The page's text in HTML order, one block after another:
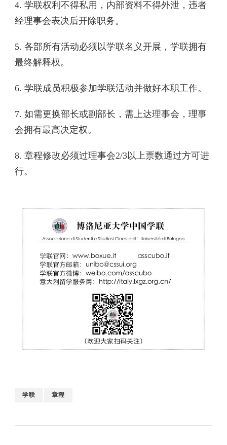
4. 学联权利不得私用，内部资料不得外泄，违者
经理事会表决后开除职务。
5. 各部所有活动必须以学联名义开展，学联拥有
最终解释权。
6. 学联成员积极参加学联活动并做好本职工作。
7. 如需更换部长或副部长，需上达理事会，理事
会拥有最高决定权。
8. 章程修改必须过理事会2/3以上票数通过方可进
行。
学联 章程